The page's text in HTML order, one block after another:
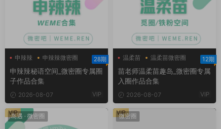
申辣辣
申辣辣微密圈
申辣辣秘语空间
28期
申辣辣秘语空间_微密圈专属圈
子作品合集
2026-08-07 VIP
温柔苗
温柔苗微密圈
温柔苗趣岛
12期
苗老师温柔苗趣岛_微密圈专属
入圈作品合集
2026-08-07 VIP
岛遇 · 微密圈
VIP 微密圈
VIP